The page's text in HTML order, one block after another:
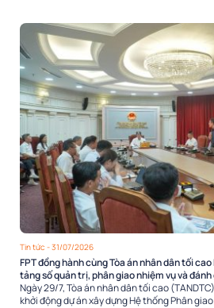
Tin tức - 31/07/2026
FPT đồng hành cùng Tòa án nhân dân tối
tảng số quản trị, phân giao nhiệm vụ và đánh
Ngày 29/7, Tòa án nhân dân tối cao
khởi động dự án xây dựng Hệ thống Phân